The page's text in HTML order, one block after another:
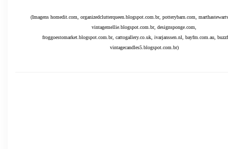
(Imagens homedit.com, organizedclutterqueen.blogspot.com.br, potterybarn.com,
vintagemellie.blogspot.com.br, designsponge.com,
froggoestomarket.blogspot.com.br, cattogallery.co.uk, ivarjanssen.nl, bayfm.com.au,
vintagecandles5.blogspot.com.br)